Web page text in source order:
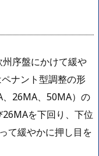
序盤にかけて緩や
ナント型調整の形
26MA、50MA）の
を下回り、下位
て緩やかに押し目を